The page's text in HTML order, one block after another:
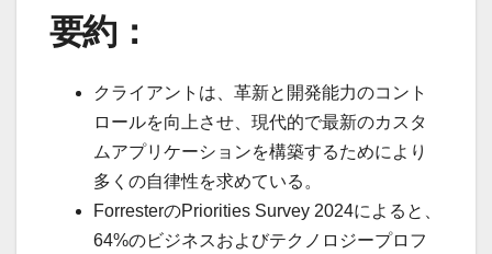
要約：
クライアントは、革新と開発能力のコント
ロールを向上させ、現代的で最新のカスタ
ムアプリケーションを構築するためにより
多くの自律性を求めている。
ForresterのPriorities Survey 2024によると、
64%のビジネスおよびテクノロジープロフ